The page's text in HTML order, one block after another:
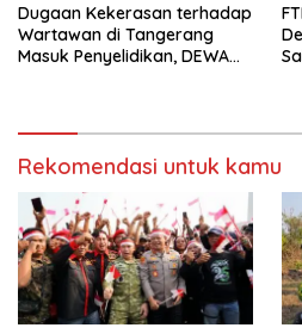
Dugaan Kekerasan terhadap
Wartawan di Tangerang
Masuk Penyelidikan, DEWA
Rekomendasi untuk kamu